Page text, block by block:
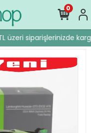
üzeri siparişlerinizde
0